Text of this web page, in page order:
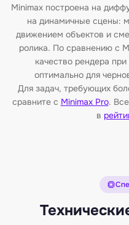
Minimax построена на
на динамичные сцены:
движением объектов и
ролика. По сравнению с
качество рендера
оптимально для
Для задач, требующих
сравните с Minimax Pro.
в